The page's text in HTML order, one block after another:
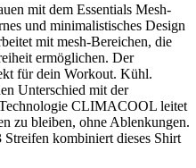
mit dem Essentials Mesh-
und minimalistisches Design
mit mesh-Bereichen, die
ermöglichen. Der
für dein Workout. Kühl.
Unterschied mit der
CLIMACOOL leitet
zu bleiben, ohne Ablenkungen.
kombiniert dieses Shirt